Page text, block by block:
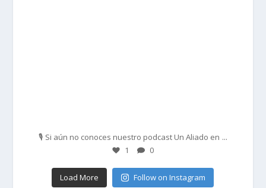
🎙️ Si aún no conoces nuestro podcast Un Aliado en ...
1 0
Load More Follow on Instagram